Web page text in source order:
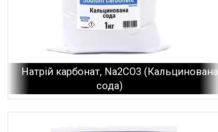
Натрій карбонат, Na2CO3 (Кальцинована
сода)